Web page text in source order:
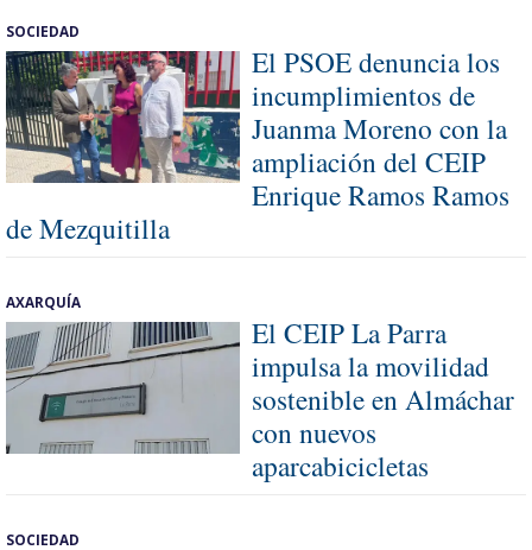
SOCIEDAD
El PSOE denuncia los
incumplimientos de
Juanma Moreno con la
ampliación del CEIP
Enrique Ramos Ramos
de Mezquitilla
AXARQUÍA
El CEIP La Parra
impulsa la movilidad
sostenible en Almáchar
con nuevos
aparcabicicletas
SOCIEDAD